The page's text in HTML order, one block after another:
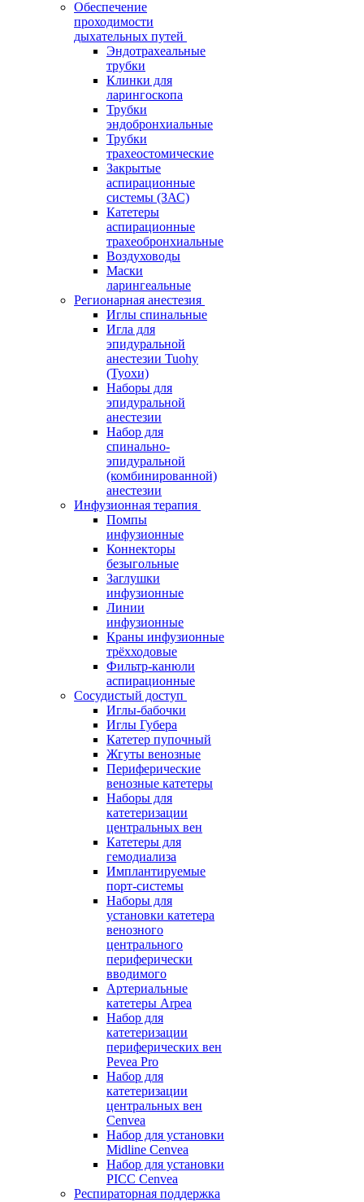
Обеспечение
проходимости
дыхательных путей
Эндотрахеальные
трубки
Клинки для
ларингоскопа
Трубки
эндобронхиальные
Трубки
трахеостомические
Закрытые
аспирационные
системы (ЗАС)
Катетеры
аспирационные
трахеобронхиальные
Воздуховоды
Маски
ларингеальные
Регионарная анестезия
Иглы спинальные
Игла для
эпидуральной
анестезии Tuohy
(Туохи)
Наборы для
эпидуральной
анестезии
Набор для
спинально-
эпидуральной
(комбинированной)
анестезии
Инфузионная терапия
Помпы
инфузионные
Коннекторы
безыгольные
Заглушки
инфузионные
Линии
инфузионные
Краны инфузионные
трёхходовые
Фильтр-канюли
аспирационные
Сосудистый доступ
Иглы-бабочки
Иглы Губера
Катетер пупочный
Жгуты венозные
Периферические
венозные катетеры
Наборы для
катетеризации
центральных вен
Катетеры для
гемодиализа
Имплантируемые
порт‑системы
Наборы для
установки катетера
венозного
центрального
периферически
вводимого
Артериальные
катетеры Arpea
Набор для
катетеризации
периферических вен
Pevea Pro
Набор для
катетеризации
центральных вен
Cenvea
Набор для установки
Midline Cenvea
Набор для установки
PICC Cenvea
Респираторная поддержка